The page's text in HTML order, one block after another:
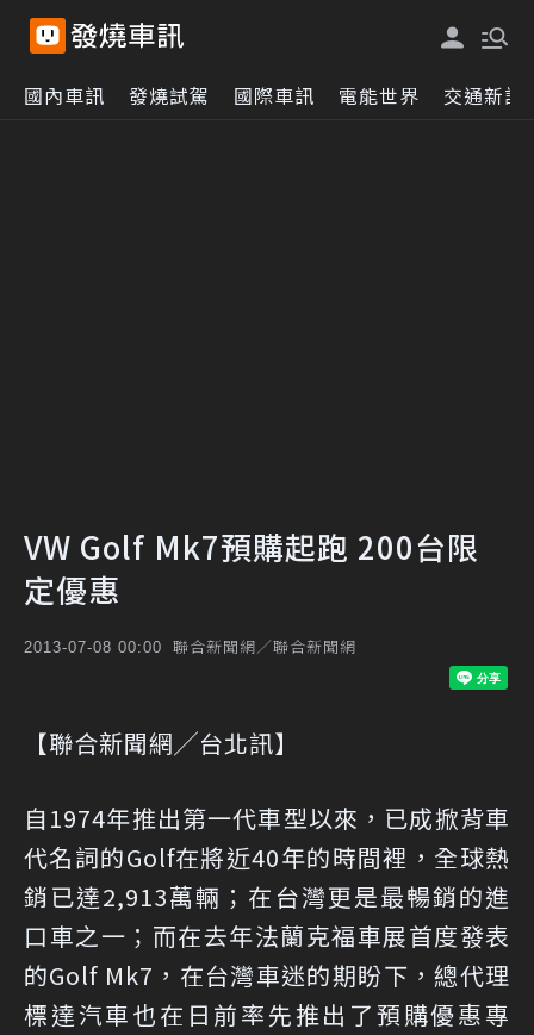
國內車訊 發燒試駕 國際車訊 電能世界 交通新訊
VW Golf Mk7預購起跑 200台限
定優惠
2013-07-08 00:00 聯合新聞網／聯合新聞網
【聯合新聞網╱台北訊】
自1974年推出第一代車型以來，已成掀背車
代名詞的Golf在將近40年的時間裡，全球熱
銷已達2,913萬輛；在台灣更是最暢銷的進
口車之一；而在去年法蘭克福車展首度發表
的Golf Mk7，在台灣車迷的期盼下，總代理
標達汽車也在日前率先推出了預購優惠專